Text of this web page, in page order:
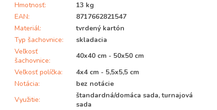
Hmotnosť:
13 kg
EAN:
8717662821547
Materiál:
tvrdený kartón
Typ šachovnice:
skladacia
Veľkosť
šachovnice:
40x40 cm - 50x50 cm
Veľkosť políčka:
4x4 cm - 5,5x5,5 cm
Notácia:
bez notácie
Využitie:
štandardná/domáca sada, turnajová
sada